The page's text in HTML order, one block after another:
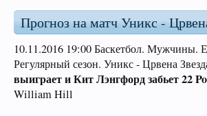
Прогноз на матч Уникс -
10.11.2016 19:00 Баскетбол. Мужчины.
Регулярный сезон. Уникс - Црвена
выиграет и Кит Лэнгфорд забьет 22
William Hill